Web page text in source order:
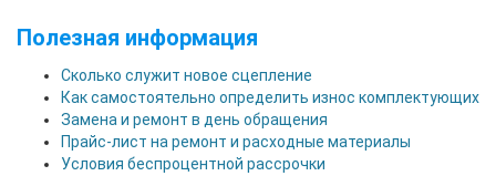
Полезная информация
Сколько служит новое сцепление
Как самостоятельно определить износ комплектующих
Замена и ремонт в день обращения
Прайс-лист на ремонт и расходные материалы
Условия беспроцентной рассрочки